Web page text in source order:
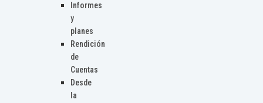
Informes
y
planes
Rendición
de
Cuentas
Desde
la